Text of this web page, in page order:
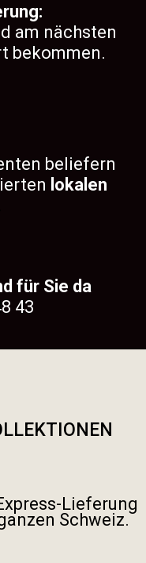
am nächsten
bekommen.
beliefern
lokalen
für Sie da
43
Lieferung
Schweiz.